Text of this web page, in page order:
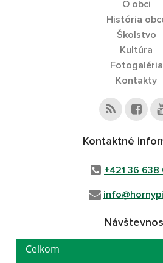
O obci
História
Školstvo
Kultúra
Fotogaléria
Kontakty
Kontaktné
+421 36 638